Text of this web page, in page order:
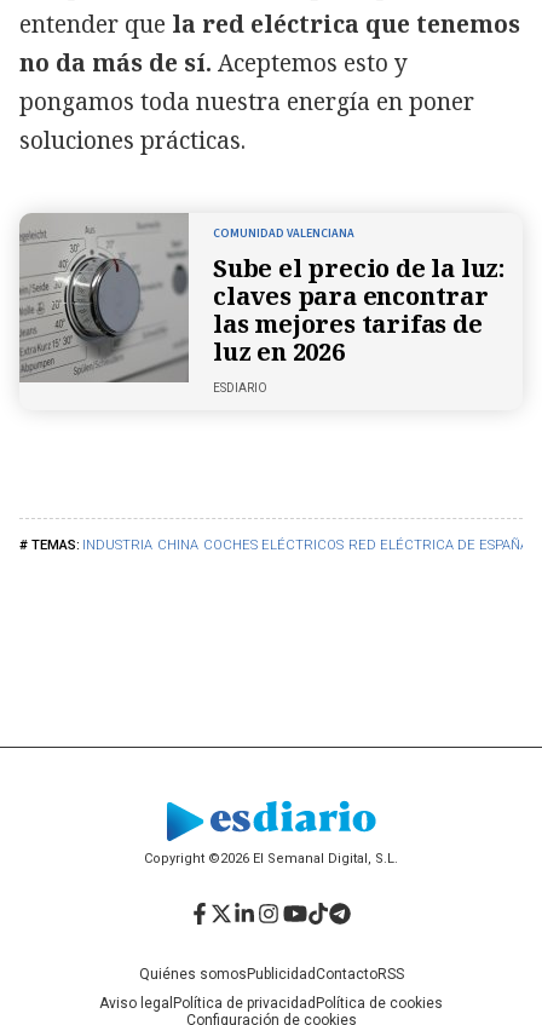
INDUSTRIA CHINA COCHES ELÉCTRICOS RED ELÉCTRICA DE ESPAÑA
entender que la red eléctrica que tenemos
no da más de sí. Aceptemos esto y
pongamos toda nuestra energía en poner
soluciones prácticas.
COMUNIDAD VALENCIANA
Sube el precio de la luz:
claves para encontrar
las mejores tarifas de
luz en 2026
ESDIARIO
Copyright ©2026 El Semanal Digital, S.L.
Quiénes somos PublicidadContactoRSS
Aviso legal Política de privacidad Política de cookies
Configuración de cookies
Facebook
Twitter
LinkedIn
Instagram
YouTube
TikTok
Telegram